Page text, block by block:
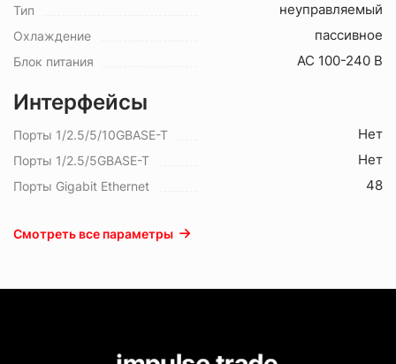
Тип неуправляемый
Охлаждение пассивное
Блок питания AC 100-240 В
Интерфейсы
Порты 1/2.5/5/10GBASE-T Нет
Порты 1/2.5/5GBASE-T Нет
Порты Gigabit Ethernet 48
Смотреть все параметры